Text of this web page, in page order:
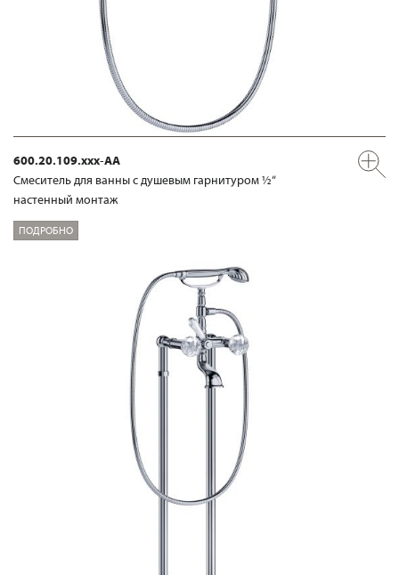
600.20.109.xxx-AA
Смеситель для ванны с душевым гарнитуром ½“
настенный монтаж
ПОДРОБНО